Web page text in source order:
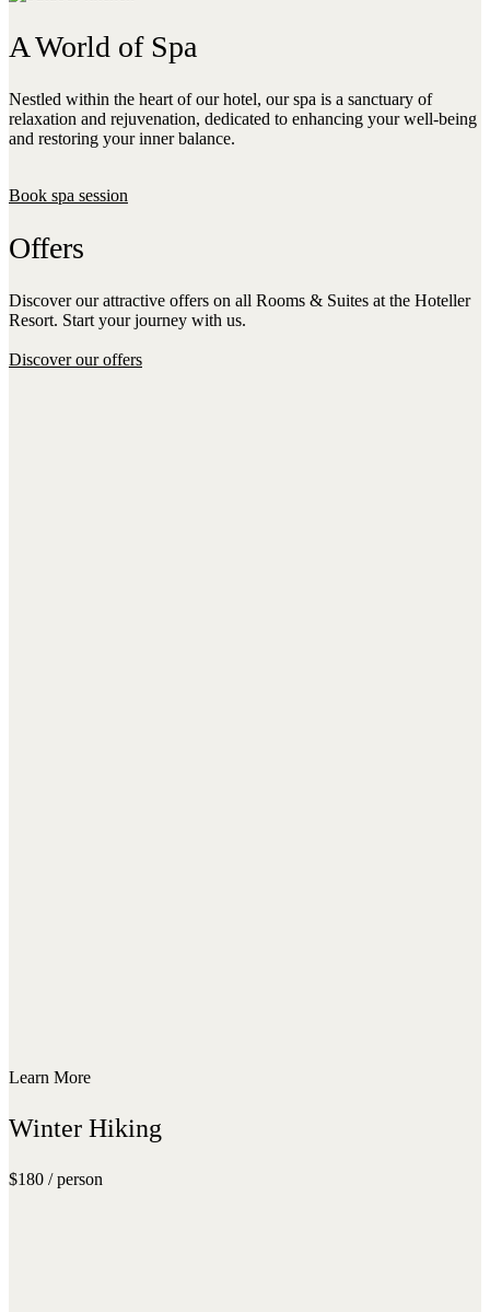
A World of Spa
Nestled within the heart of our hotel, our spa is a sanctuary of
relaxation and rejuvenation, dedicated to enhancing your well-being
and restoring your inner balance.
Book spa session
Offers
Discover our attractive offers on all Rooms & Suites at the Hoteller
Resort. Start your journey with us.
Discover our offers
Learn More
Winter Hiking
$180 / person